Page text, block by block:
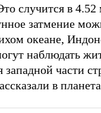
случится в
затмение
океане,
наблюдать
западной части
в